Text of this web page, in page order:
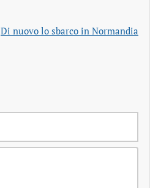
Di nuovo lo sbarco in Normandia